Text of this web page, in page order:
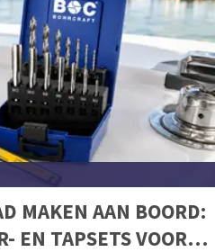
MAKEN AAN BOORD:
EN TAPSETS VOOR